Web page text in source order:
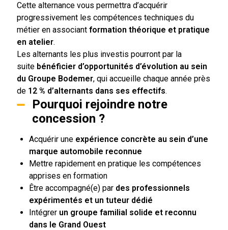
Cette alternance vous permettra d’acquérir
progressivement les compétences techniques du
métier en associant formation théorique et pratique
en atelier.
Les alternants les plus investis pourront par la
suite bénéficier d’opportunités d’évolution au sein
du Groupe Bodemer, qui accueille chaque année près
de 12 % d’alternants dans ses effectifs.
Pourquoi rejoindre notre
concession ?
Acquérir une expérience concrète au sein d’une
marque automobile reconnue
Mettre rapidement en pratique les compétences
apprises en formation
Être accompagné(e) par des professionnels
expérimentés et un tuteur dédié
Intégrer un groupe familial solide et reconnu
dans le Grand Ouest